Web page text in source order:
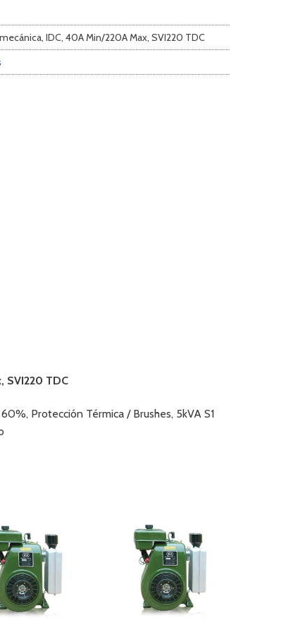
IDC, 40A Min/220A Max, SVI220 TDC
SVI220 TDC
Protección Térmica / Brushes, 5kVA S1